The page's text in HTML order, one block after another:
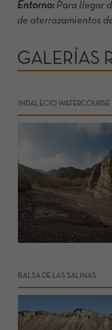
Entorno:Para llegar
de aterrazamientos
GALERÍAS
INDALECIO WATERCOURSE
BALSA DE LAS SALINAS